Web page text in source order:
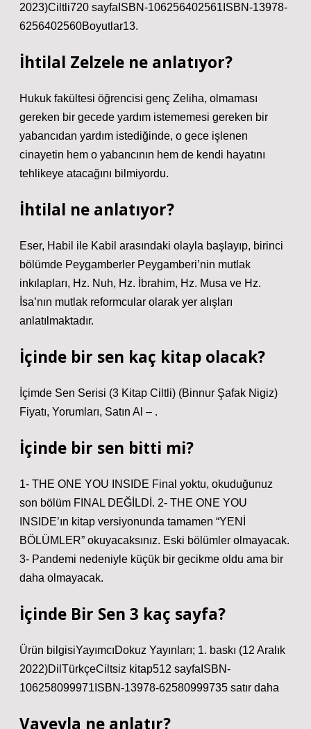
2023)Ciltli‎720 sayfaISBN-10‎6256402561ISBN-13‎978-
6256402560Boyutlar‎13.
İhtilal Zelzele ne anlatıyor?
Hukuk fakültesi öğrencisi genç Zeliha, olmaması
gereken bir gecede yardım istememesi gereken bir
yabancıdan yardım istediğinde, o gece işlenen
cinayetin hem o yabancının hem de kendi hayatını
tehlikeye atacağını bilmiyordu.
İhtilal ne anlatıyor?
Eser, Habil ile Kabil arasındaki olayla başlayıp, birinci
bölümde Peygamberler Peygamberi’nin mutlak
inkılapları, Hz. Nuh, Hz. İbrahim, Hz. Musa ve Hz.
İsa’nın mutlak reformcular olarak yer alışları
anlatılmaktadır.
İçinde bir sen kaç kitap olacak?
İçimde Sen Serisi (3 Kitap Ciltli) (Binnur Şafak Nigiz)
Fiyatı, Yorumları, Satın Al – .
İçinde bir sen bitti mi?
1- THE ONE YOU INSIDE Final yoktu, okuduğunuz
son bölüm FINAL DEĞİLDİ. 2- THE ONE YOU
INSIDE’ın kitap versiyonunda tamamen “YENİ
BÖLÜMLER” okuyacaksınız. Eski bölümler olmayacak.
3- Pandemi nedeniyle küçük bir gecikme oldu ama bir
daha olmayacak.
İçinde Bir Sen 3 kaç sayfa?
Ürün bilgisiYayımcıDokuz Yayınları; 1. baskı (12 Aralık
2022)DilTürkçeCiltsiz kitap512 sayfaISBN-
106258099971ISBN-13978-62580999735 satır daha
Vaveyla ne anlatır?